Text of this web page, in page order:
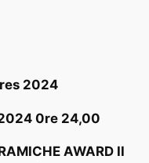
2024
0re 24,00
AWARD II